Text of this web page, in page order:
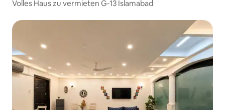
Volles Haus zu vermieten G-13 Islamabad